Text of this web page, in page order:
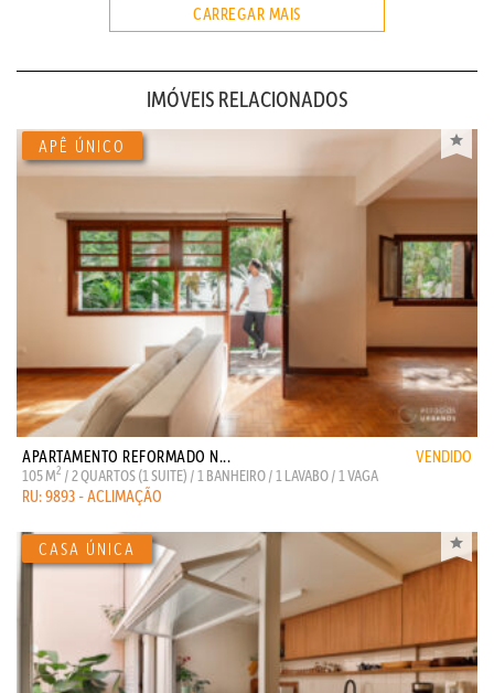
CARREGAR MAIS
IMÓVEIS RELACIONADOS
APARTAMENTO REFORMADO N... VENDIDO
105 M2 / 2 QUARTOS (1 SUITE) / 1 BANHEIRO / 1 LAVABO / 1 VAGA
RU: 9893 - ACLIMAÇÃO